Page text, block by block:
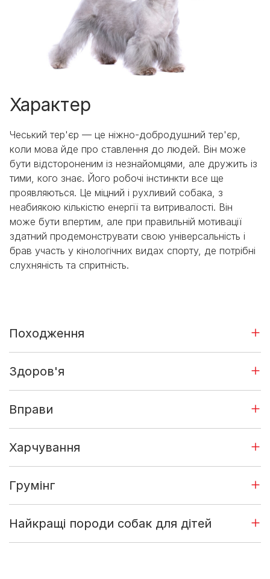
Характер
Чеський тер'єр — це ніжно-добродушний тер'єр,
коли мова йде про ставлення до людей. Він може
бути відстороненим із незнайомцями, але дружить із
тими, кого знає. Його робочі інстинкти все ще
проявляються. Це міцний і рухливий собака, з
неабиякою кількістю енергії та витривалості. Він
може бути впертим, але при правильній мотивації
здатний продемонструвати свою універсальність і
брав участь у кінологічних видах спорту, де потрібні
слухняність та спритність.
Походження
Здоров'я
Вправи
Харчування
Грумінг
Найкращі породи собак для дітей